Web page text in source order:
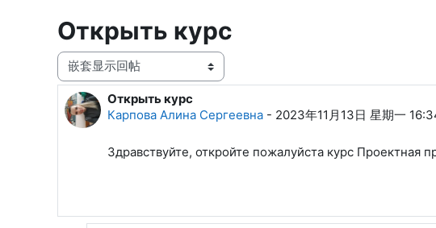
Открыть курс
显示模式
Открыть курс
Карпова Алина Сергеевна - 2023年11月13日 星期一
回帖数：1
Здравствуйте, откройте пожалуйста курс Проектная